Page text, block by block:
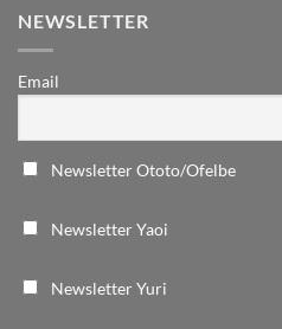
NEWSLETTER
Email
Newsletter Ototo/Ofelbe
Newsletter Yaoi
Newsletter Yuri